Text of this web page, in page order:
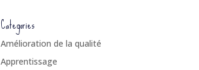
Categories
Amélioration de la qualité
Apprentissage